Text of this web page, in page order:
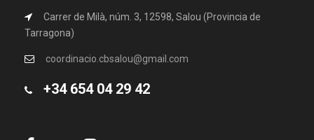
Carrer de Milà, núm. 3, 12598, Salou (Provincia de
Tarragona)
coordinacio.cbsalou@gmail.com
+34 654 04 29 42